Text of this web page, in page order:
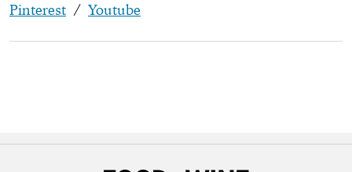
Pinterest / Youtube